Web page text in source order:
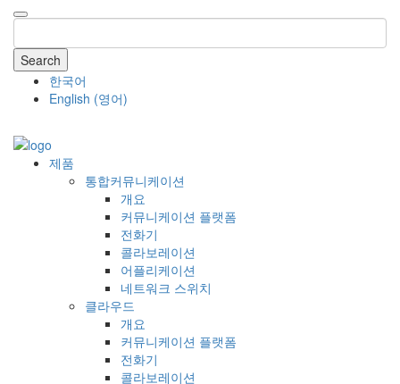
Search
한국어
English (영어)
제품
통합커뮤니케이션
개요
커뮤니케이션 플랫폼
전화기
콜라보레이션
어플리케이션
네트워크 스위치
클라우드
개요
커뮤니케이션 플랫폼
전화기
콜라보레이션